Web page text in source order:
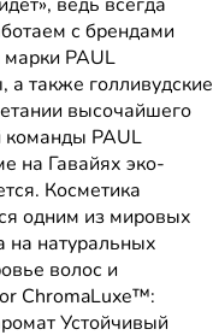
с брендами
PAUL
также гол­ливудские
высочайшего
команды PAUL
на Гавайях эко­
Косметика
одним из мировых
на натуральных
волос и
ChromaLuxe™:
Устойчивый